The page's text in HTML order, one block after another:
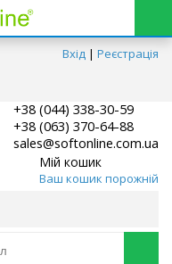
Вхід | Реєстрація
+38 (044) 338-30-59
+38 (063) 370-64-88
sales@softonline.com.ua
Мій кошик
Ваш кошик порожній